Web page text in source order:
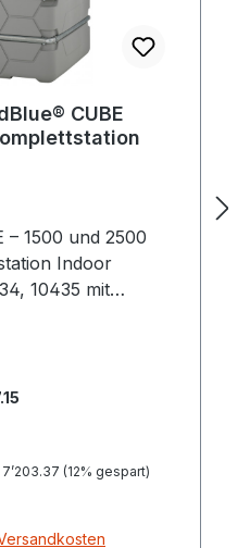
CUBE
– 1500 und 2500
10435 mit
neu konzipierte
Innenbereich, daher
Preis:
7’203.37 (12% gespart)